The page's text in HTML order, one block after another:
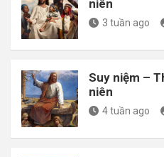
niên
3 tuần ago
Suy niệm –
niên
4 tuần ago